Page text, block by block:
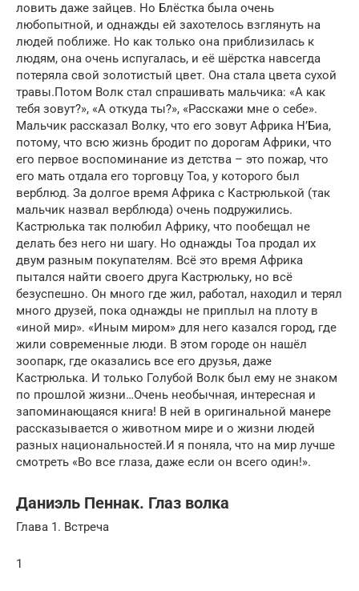
ловить даже зайцев. Но Блёстка была очень
любопытной, и однажды ей захотелось взглянуть на
людей поближе. Но как только она приблизилась к
людям, она очень испугалась, и её шёрстка навсегда
потеряла свой золотистый цвет. Она стала цвета сухой
травы.Потом Волк стал спрашивать мальчика: «А как
тебя зовут?», «А откуда ты?», «Расскажи мне о себе».
Мальчик рассказал Волку, что его зовут Африка Н’Биа,
потому, что всю жизнь бродит по дорогам Африки, что
его первое воспоминание из детства – это пожар, что
его мать отдала его торговцу Тоа, у которого был
верблюд. За долгое время Африка с Кастрюлькой (так
мальчик назвал верблюда) очень подружились.
Кастрюлька так полюбил Африку, что пообещал не
делать без него ни шагу. Но однажды Тоа продал их
двум разным покупателям. Всё это время Африка
пытался найти своего друга Кастрюльку, но всё
безуспешно. Он много где жил, работал, находил и терял
много друзей, пока однажды не приплыл на плоту в
«иной мир». «Иным миром» для него казался город, где
жили современные люди. В этом городе он нашёл
зоопарк, где оказались все его друзья, даже
Кастрюлька. И только Голубой Волк был ему не знаком
по прошлой жизни…Очень необычная, интересная и
запоминающаяся книга! В ней в оригинальной манере
рассказывается о животном мире и о жизни людей
разных национальностей.И я поняла, что на мир лучше
смотреть «Во все глаза, даже если он всего один!».
Даниэль Пеннак. Глаз волка
Глава 1. Встреча
1